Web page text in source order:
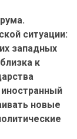
ситуации:
западных
к
новые